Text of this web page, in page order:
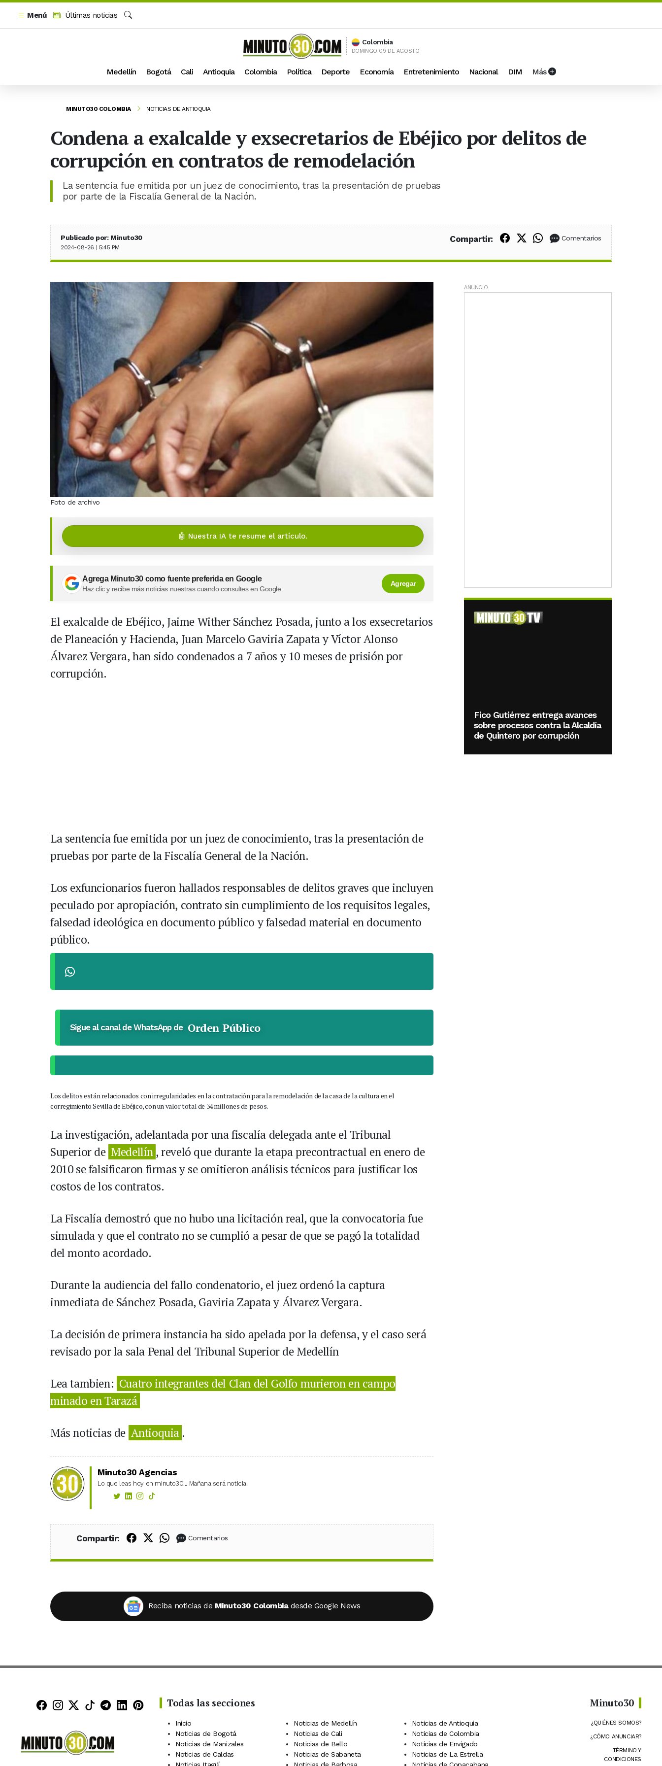
Menú
Últimas noticias
Buscar
Colombia
DOMINGO 09 DE AGOSTO
Medellín Bogotá Cali Antioquia Colombia Política Deporte Economía Entretenimiento Nacional DIM Más
MINUTO30 COLOMBIA NOTICIAS DE ANTIOQUIA
Condena a exalcalde y exsecretarios de Ebéjico por delitos de
corrupción en contratos de remodelación
La sentencia fue emitida por un juez de conocimiento, tras la presentación de pruebas
por parte de la Fiscalía General de la Nación.
Publicado por: Minuto30
2024-08-26 | 5:45 PM
Compartir: Compartir en Facebook
Compartir en X (Twitter)
Compartir en WhatsApp
Comentarios
Foto de archivo
🤖 Nuestra IA te resume el artículo.
Agrega Minuto30 como fuente preferida en Google
Haz clic y recibe más noticias nuestras cuando consultes en Google.
Agregar
El exalcalde de Ebéjico, Jaime Wither Sánchez Posada, junto a los exsecretarios
de Planeación y Hacienda, Juan Marcelo Gaviria Zapata y Víctor Alonso
Álvarez Vergara, han sido condenados a 7 años y 10 meses de prisión por
corrupción.
La sentencia fue emitida por un juez de conocimiento, tras la presentación de
pruebas por parte de la Fiscalía General de la Nación.
Los exfuncionarios fueron hallados responsables de delitos graves que incluyen
peculado por apropiación, contrato sin cumplimiento de los requisitos legales,
falsedad ideológica en documento público y falsedad material en documento
público.
Sigue al canal de WhatsApp de Orden Público
Los delitos están relacionados con irregularidades en la contratación para la remodelación de la casa de la cultura en el
corregimiento Sevilla de Ebéjico, con un valor total de 34 millones de pesos.
La investigación, adelantada por una fiscalía delegada ante el Tribunal
Superior de Medellín, reveló que durante la etapa precontractual en enero de
2010 se falsificaron firmas y se omitieron análisis técnicos para justificar los
costos de los contratos.
La Fiscalía demostró que no hubo una licitación real, que la convocatoria fue
simulada y que el contrato no se cumplió a pesar de que se pagó la totalidad
del monto acordado.
Durante la audiencia del fallo condenatorio, el juez ordenó la captura
inmediata de Sánchez Posada, Gaviria Zapata y Álvarez Vergara.
La decisión de primera instancia ha sido apelada por la defensa, y el caso será
revisado por la sala Penal del Tribunal Superior de Medellín
Lea tambien: Cuatro integrantes del Clan del Golfo murieron en campo
minado en Tarazá
Más noticias de Antioquia .
Minuto30 Agencias
Lo que leas hoy en minuto30... Mañana será noticia.
Compartir: Compartir en Facebook
Compartir en X (Twitter)
Compartir en WhatsApp
Comentarios
Reciba noticias de Minuto30 Colombia desde Google News
ANUNCIO
Fico Gutiérrez entrega avances
sobre procesos contra la Alcaldía
de Quintero por corrupción
Minuto30 en Facebook
Minuto30 en Instagram
Minuto30 en X (Twitter)
Minuto30 en TikTok
Canal de Minuto30 en Telegram
Minuto30 en LinkedIn
Minuto30 en Pinterest
Todas las secciones
Inicio Noticias de Medellín
Noticias de Antioquia
Noticias de Bogotá
Noticias de Cali
Noticias de Colombia
Noticias de Manizales
Noticias de Bello
Noticias de Envigado
Noticias de Caldas
Noticias de Sabaneta
Noticias de La Estrella
Minuto30
¿QUIÉNES SOMOS?
¿CÓMO ANUNCIAR?
TÉRMINO Y
CONDICIONES